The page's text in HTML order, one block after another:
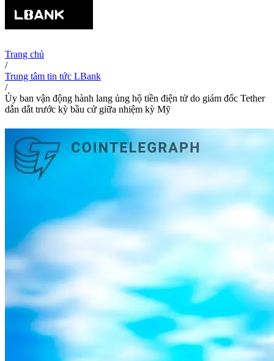
Trang chủ
/
Trung tâm tin tức LBank
/
Ủy ban vận động hành lang ủng hộ tiền điện tử do giám đốc Tether
dẫn dắt trước kỳ bầu cử giữa nhiệm kỳ Mỹ